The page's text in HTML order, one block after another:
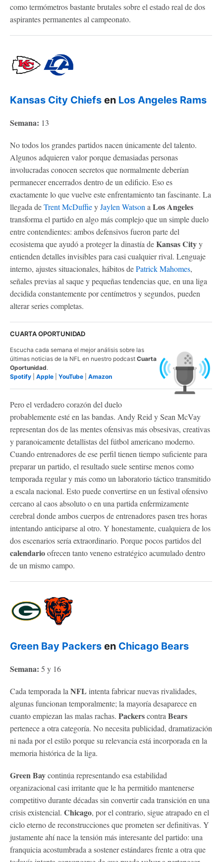
como termómetros bastante brutales sobre el estado real de dos
aspirantes permanentes al campeonato.
Kansas City Chiefs en Los Angeles Rams
Semana: 13
No todos los grandes partidos nacen únicamente del talento.
Algunos adquieren valor porque demasiadas personas
involucradas conocen secretos que normalmente deberían
permanecer encerrados dentro de un edificio. Eso es
exactamente lo que vuelve este enfrentamiento tan fascinante. La
llegada deTrent McDuffieyJaylen Watson a Los Angeles
transforma el partido en algo más complejo que un simple duelo
entre contendientes: ambos defensivos fueron parte del
ecosistema que ayudó a proteger la dinastía deKansas Cityy
entienden detalles invisibles para casi cualquier rival. Lenguaje
interno, ajustes situacionales, hábitos dePatrick Mahomes,
señales previas al saque y pequeñas tendencias que, en una liga
decidida constantemente por centímetros y segundos, pueden
alterar series completas.
CUARTA OPORTUNIDAD
Escucha cada semana el mejor análisis sobre las
últimas noticias de la NFL en nuestro podcast Cuarta
Oportunidad.
Spotify
Apple YouTube Amazon
Pero el verdadero corazón del duelo
probablemente esté en las bandas. Andy Reid y Sean McVay
representan dos de las mentes ofensivas más obsesivas, creativas
y paranoicamente detallistas del fútbol americano moderno.
Cuando entrenadores de ese perfil tienen tiempo suficiente para
preparar un partido, el resultado suele sentirse menos como
temporada regular y más como un laboratorio táctico transmitido
a escala nacional. Esto puede convertirse en un festival ofensivo
cercano al caos absoluto o en una partida enfermizamente
cerebral donde ambos cuerpos de entrenadores pasen tres horas
intentando anticiparse al otro. Y honestamente, cualquiera de los
dos escenarios sería extraordinario. Porque pocos partidos del
calendarioofrecen tanto veneno estratégico acumulado dentro
de un mismo campo.
Green Bay Packers en Chicago Bears
Semana: 5 y 16
Cada temporada la NFL intenta fabricar nuevas rivalidades,
algunas funcionan temporalmente; la mayoría desaparece en
cuanto empiezan las malas rachas. Packerscontra Bears
pertenece a otra categoría. No necesita publicidad, dramatización
ni nada por el estilo porque su relevancia está incorporada en la
memoria histórica de la liga.
Green Baycontinúa representando esa estabilidad
organizacional casi irritante que le ha permitido mantenerse
competitivo durante décadas sin convertir cada transición en una
crisis existencial. Chicago, por el contrario, sigue atrapado en el
ciclo eterno de reconstrucciones que prometen ser definitivas. Y
justamente ahí nace la tensión más interesante del partido: una
franquicia acostumbrada a sostener estándares frente a otra que